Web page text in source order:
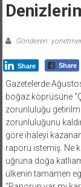
Gönderen:
Share Share
Gazetelerde
boğaz köprüsüne
zorunluluğu
zorunluluğunu
göre ihaleyi
raporu istemiş. Ne
uğruna doğa
ülkenin tamamen